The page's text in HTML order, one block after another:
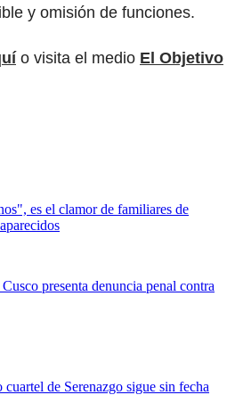
y omisión de funciones.
o visita el medio El Objetivo
es el clamor de familiares de
presenta denuncia penal contra